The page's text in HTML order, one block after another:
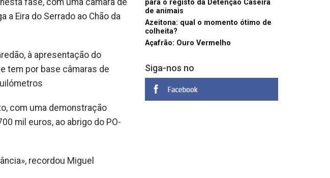
a Eira do Serrado ao Chão da
à apresentação do
tem por base câmaras de
com uma demonstração
mil euros, ao abrigo do PO-
recordou Miguel
para o registo da Detenção Caseira
de animais
Azeitona: qual o momento ótimo de
colheita?
Açafrão: Ouro Vermelho
Siga-nos no